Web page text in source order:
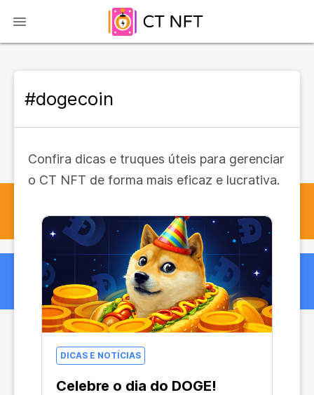
#dogecoin
Confira dicas e truques úteis para gerenciar
o CT NFT de forma mais eficaz e lucrativa.
DICAS E NOTÍCIAS
Celebre o dia do DOGE!